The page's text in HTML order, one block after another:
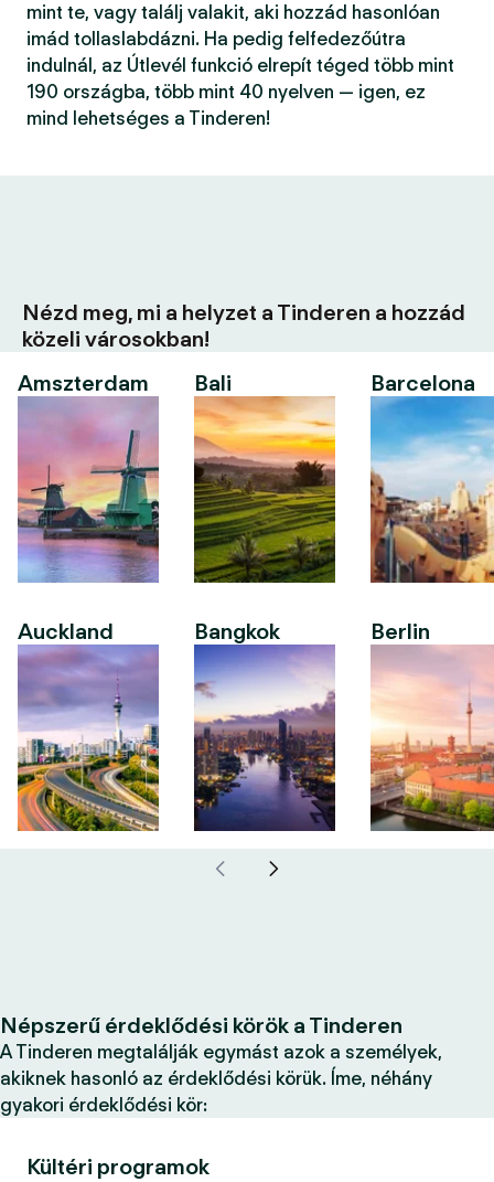
mint te, vagy találj valakit, aki hozzád hasonlóan
imád tollaslabdázni. Ha pedig felfedezőútra
indulnál, az Útlevél funkció elrepít téged több mint
190 országba, több mint 40 nyelven — igen, ez
mind lehetséges a Tinderen!
Nézd meg, mi a helyzet a Tinderen a hozzád
közeli városokban!
Amszterdam
Auckland
Bali
Bangkok
Barcelona
Berlin
Népszerű érdeklődési körök a Tinderen
A Tinderen megtalálják egymást azok a személyek,
akiknek hasonló az érdeklődési körük. Íme, néhány
gyakori érdeklődési kör:
Kültéri programok